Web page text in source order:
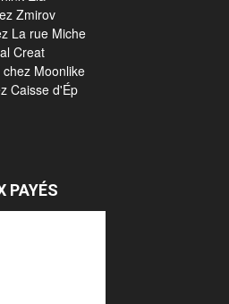
Zmirov
La rue Miche
Creat
Moonlike
Caisse d'Ép
PAYÉS